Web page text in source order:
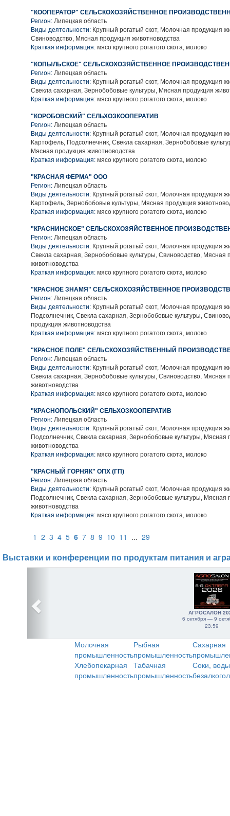
"КООПЕРАТОР" СЕЛЬСКОХОЗЯЙСТВЕННОЕ
Регион: Липецкая область
Виды деятельности: Крупный рогатый скот, Молочная продукция
Свиноводство, Мясная продукция животноводства
Краткая информация: мясо крупного рогатого скота, молоко
"КОПЫЛЬСКОЕ" СЕЛЬСКОХОЗЯЙСТВЕННОЕ
Регион: Липецкая область
Виды деятельности: Крупный рогатый скот, Молочная продукция
Свекла сахарная, Зернобобовые культуры, Мясная продукция
Краткая информация: мясо крупного рогатого скота, молоко
"КОРОБОВСКИЙ" СЕЛЬХОЗКООПЕРАТИВ
Регион: Липецкая область
Виды деятельности: Крупный рогатый скот, Молочная продукция
Картофель, Подсолнечник, Свекла сахарная, Зернобобовые
Мясная продукция животноводства
Краткая информация: мясо крупного рогатого скота, молоко
"КРАСНАЯ ФЕРМА" ООО
Регион: Липецкая область
Виды деятельности: Крупный рогатый скот, Молочная продукция
Картофель, Зернобобовые культуры, Мясная продукция
Краткая информация: мясо крупного рогатого скота, молоко
"КРАСНИНСКОЕ" СЕЛЬСКОХОЗЯЙСТВЕННОЕ
Регион: Липецкая область
Виды деятельности: Крупный рогатый скот, Молочная продукция
Свекла сахарная, Зернобобовые культуры, Свиноводство, Мясная
животноводства
Краткая информация: мясо крупного рогатого скота, молоко
"КРАСНОЕ ЗНАМЯ" СЕЛЬСКОХОЗЯЙСТВЕННОЕ
Регион: Липецкая область
Виды деятельности: Крупный рогатый скот, Молочная продукция
Подсолнечник, Свекла сахарная, Зернобобовые культуры,
продукция животноводства
Краткая информация: мясо крупного рогатого скота, молоко
"КРАСНОЕ ПОЛЕ" СЕЛЬСКОХОЗЯЙСТВЕННЫЙ
Регион: Липецкая область
Виды деятельности: Крупный рогатый скот, Молочная продукция
Свекла сахарная, Зернобобовые культуры, Свиноводство, Мясная
животноводства
Краткая информация: мясо крупного рогатого скота, молоко
"КРАСНОПОЛЬСКИЙ" СЕЛЬХОЗКООПЕРАТИВ
Регион: Липецкая область
Виды деятельности: Крупный рогатый скот, Молочная продукция
Подсолнечник, Свекла сахарная, Зернобобовые культуры, Мясная
животноводства
Краткая информация: мясо крупного рогатого скота, молоко
"КРАСНЫЙ ГОРНЯК" ОПХ (ГП)
Регион: Липецкая область
Виды деятельности: Крупный рогатый скот, Молочная продукция
Подсолнечник, Свекла сахарная, Зернобобовые культуры, Мясная
животноводства
Краткая информация: мясо крупного рогатого скота, молоко
1 2 3 4 5 6 7 8 9 10 11 ... 29
Выставки и конференции по продуктам питания и
АГРОСАЛОН
6 октября — 9
23:59
Молочная
промышленность
Рыбная
промышленность
Сахарная
Хлебопекарная
промышленность
Табачная
промышленность
Соки,